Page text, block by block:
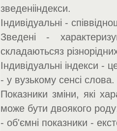
зведенііндекси.
Індивідуальні -
Зведені -
складаютьсяз
Індивідуальні індекси -
- у вузькому сенсі слова.
Показники зміни, які
може бути двоякого
- об'ємні показники -